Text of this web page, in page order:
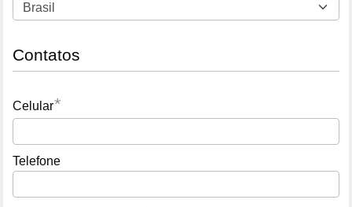
Contatos
Celular*
Telefone